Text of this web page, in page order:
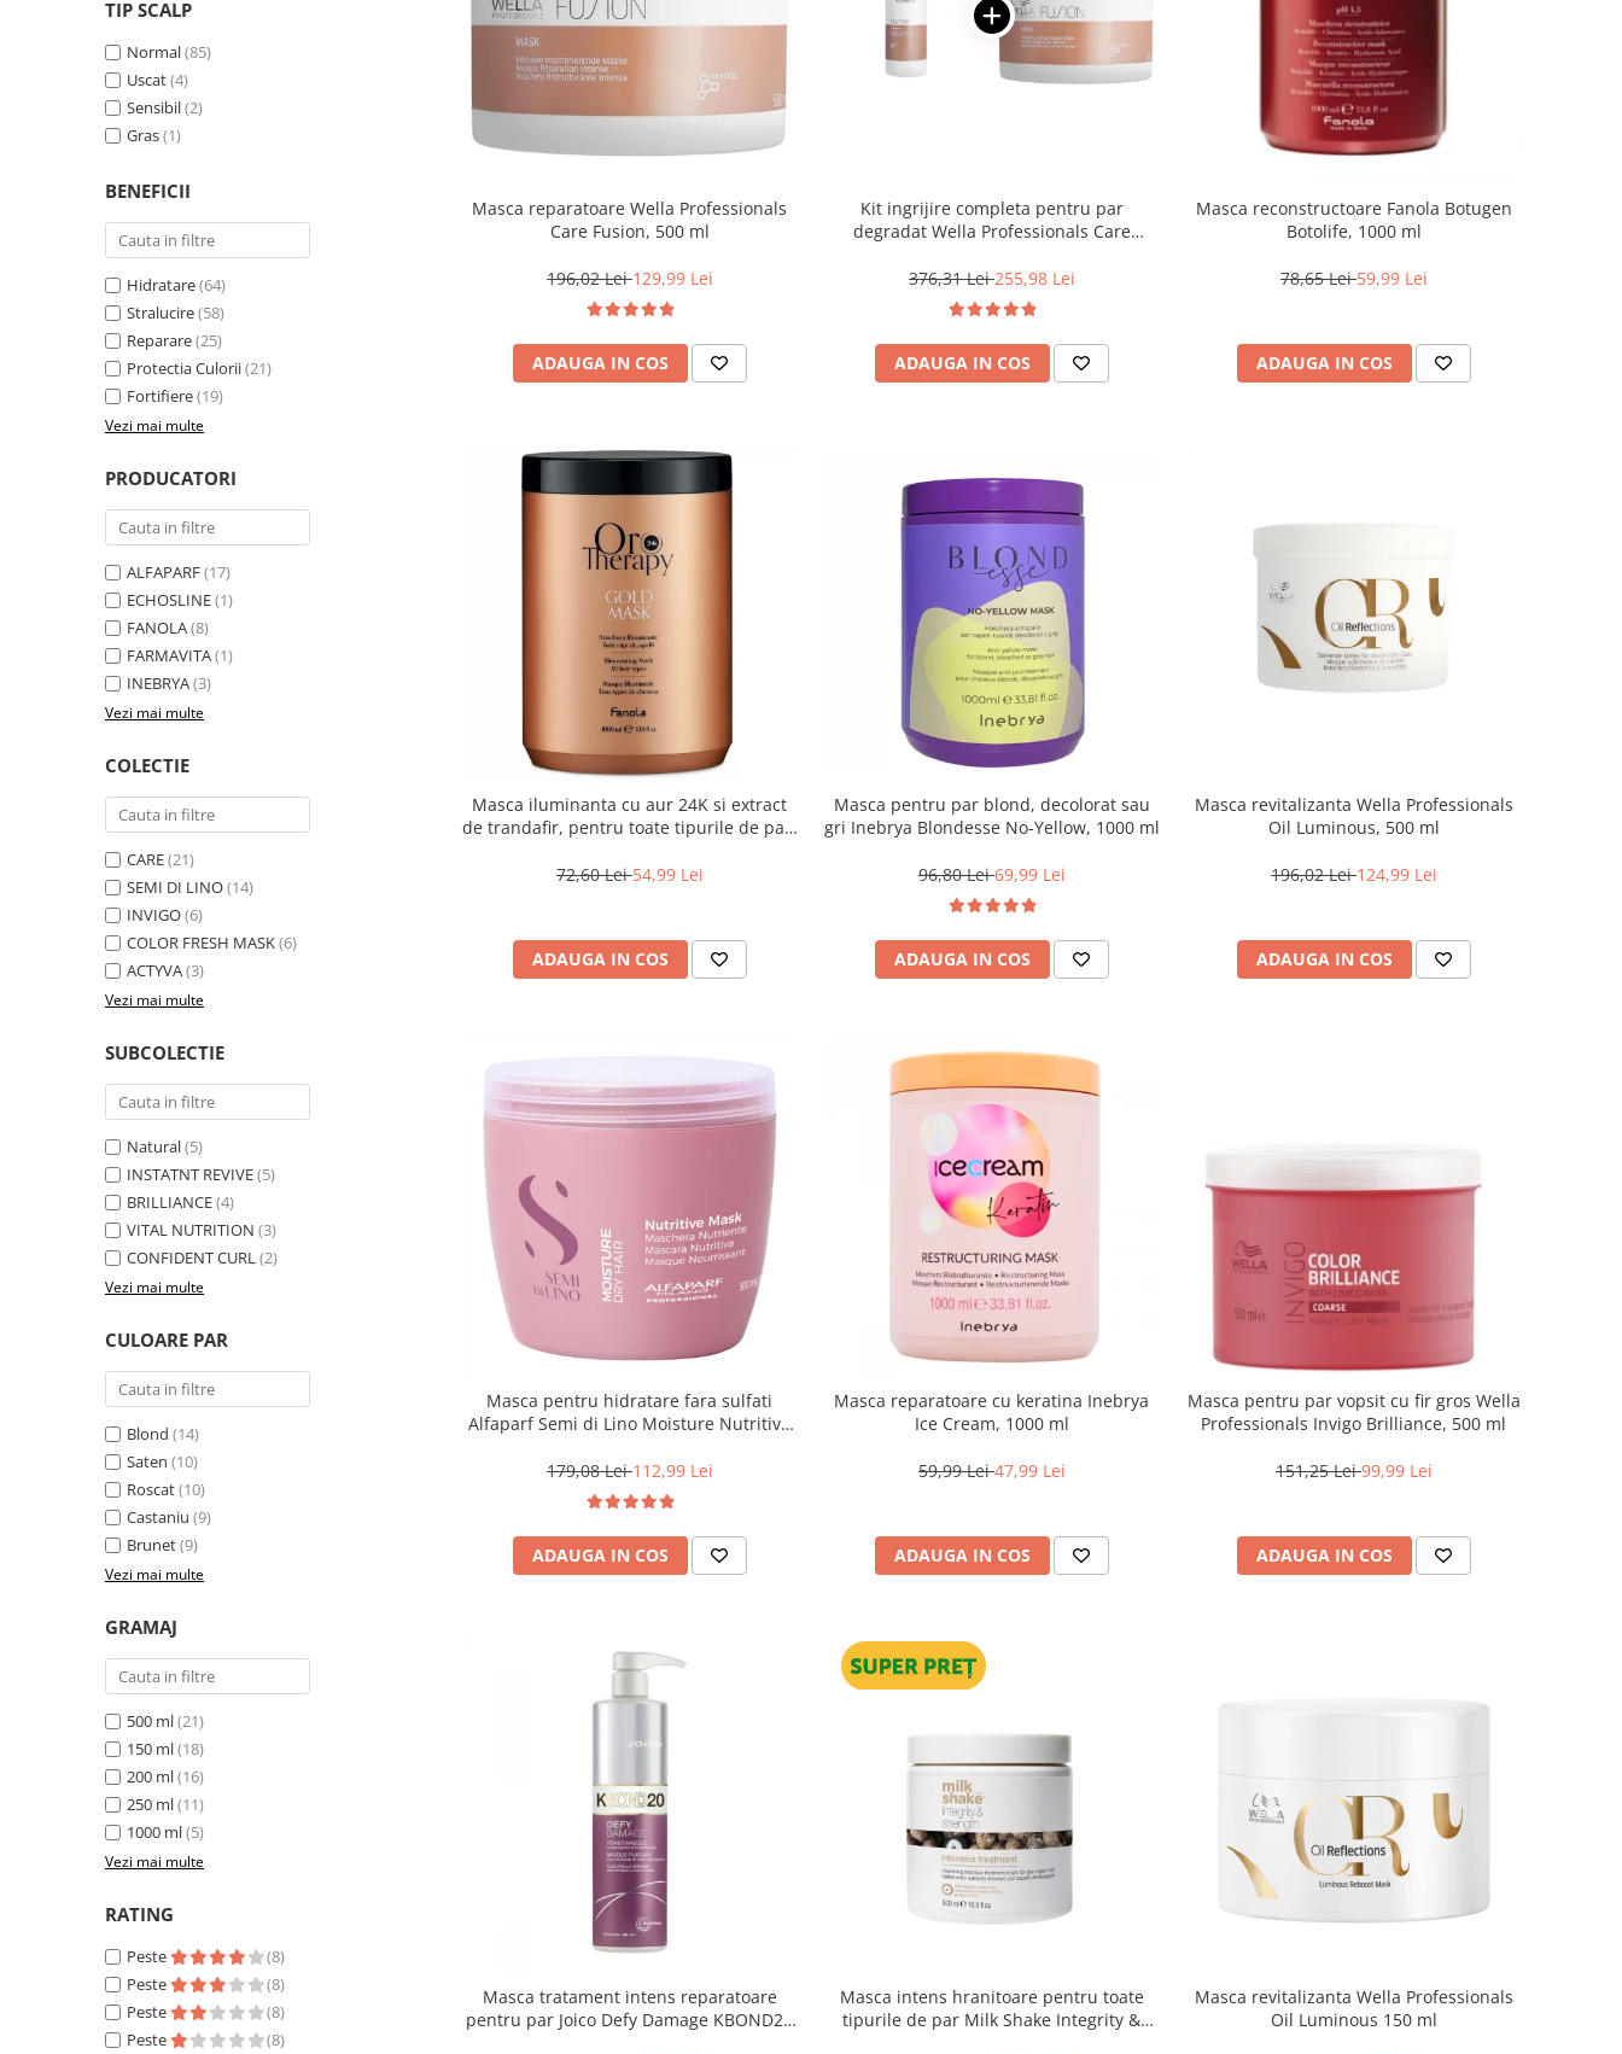
TIP SCALP
Normal(85)
Uscat(4)
Sensibil(2)
Gras(1)
BENEFICII
Hidratare(64)
Stralucire(58)
Reparare(25)
Protectia Culorii(21)
Fortifiere(19)
Vezi mai multe
PRODUCATORI
ALFAPARF(17)
ECHOSLINE(1)
FANOLA(8)
FARMAVITA(1)
INEBRYA(3)
Vezi mai multe
COLECTIE
CARE(21)
SEMI DI LINO(14)
INVIGO(6)
COLOR FRESH MASK(6)
ACTYVA(3)
Vezi mai multe
SUBCOLECTIE
Natural(5)
INSTATNT REVIVE(5)
BRILLIANCE(4)
VITAL NUTRITION (3)
CONFIDENT CURL(2)
Vezi mai multe
CULOARE PAR
Blond (14)
Saten (10)
Roscat(10)
Castaniu (9)
Brunet(9)
Vezi mai multe
GRAMAJ
500 ml(21)
150 ml(18)
200 ml(16)
250 ml(11)
1000 ml(5)
Vezi mai multe
RATING
Peste
(8)
Peste
(8)
Peste
(8)
Peste
(8)
Masca reparatoare Wella Professionals
Care Fusion, 500 ml
196,02 Lei129,99 Lei
ADAUGA IN COS
Kit ingrijire completa pentru par
degradat Wella Professionals Care
376,31 Lei255,98 Lei
ADAUGA IN COS
Masca reconstructoare Fanola Botugen
Botolife, 1000 ml
78,65 Lei59,99 Lei
ADAUGA IN COS
Masca iluminanta cu aur 24K si extract
de trandafir, pentru toate tipurile de par,
72,60 Lei54,99 Lei
ADAUGA IN COS
Masca pentru par blond, decolorat sau
gri Inebrya Blondesse No-Yellow, 1000 ml
96,80 Lei69,99 Lei
ADAUGA IN COS
Masca revitalizanta Wella Professionals
Oil Luminous, 500 ml
196,02 Lei124,99 Lei
ADAUGA IN COS
Masca pentru hidratare fara sulfati
Alfaparf Semi di Lino Moisture Nutritive
179,08 Lei112,99 Lei
ADAUGA IN COS
Masca reparatoare cu keratina Inebrya
Ice Cream, 1000 ml
59,99 Lei47,99 Lei
ADAUGA IN COS
Masca pentru par vopsit cu fir gros Wella
Professionals Invigo Brilliance, 500 ml
151,25 Lei99,99 Lei
ADAUGA IN COS
Masca tratament intens reparatoare
pentru par Joico Defy Damage KBOND20
Masca intens hranitoare pentru toate
tipurile de par Milk Shake Integrity &
Masca revitalizanta Wella Professionals
Oil Luminous 150 ml